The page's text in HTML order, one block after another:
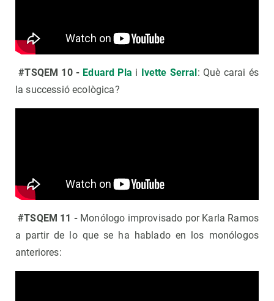
#TSQEM 10 - Eduard Pla i Ivette Serral: Què carai és
la successió ecològica?
#TSQEM 11 -Monólogo improvisado por Karla Ramos
a partir de lo que se ha hablado en los monólogos
anteriores: